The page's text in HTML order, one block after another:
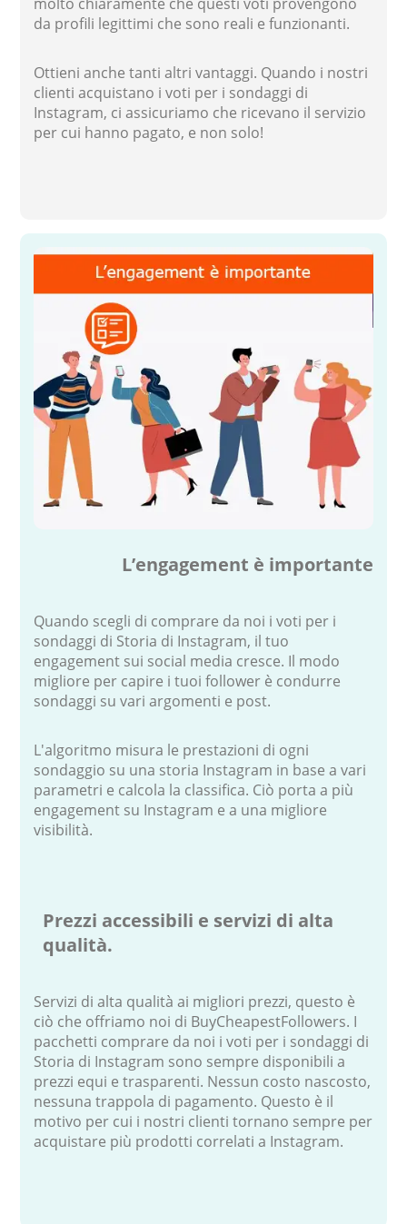
da profili legittimi che sono reali e funzionanti.
Ottieni anche tanti altri vantaggi. Quando i nostri
clienti acquistano i voti per i sondaggi di
Instagram, ci assicuriamo che ricevano il servizio
per cui hanno pagato, e non solo!
L’engagement è importante
Quando scegli di comprare da noi i voti per i
sondaggi di Storia di Instagram, il tuo
engagement sui social media cresce. Il modo
migliore per capire i tuoi follower è condurre
sondaggi su vari argomenti e post.
L'algoritmo misura le prestazioni di ogni
sondaggio su una storia Instagram in base a vari
parametri e calcola la classifica. Ciò porta a più
engagement su Instagram e a una migliore
visibilità.
Prezzi accessibili e servizi di alta
qualità.
Servizi di alta qualità ai migliori prezzi, questo è
ciò che offriamo noi di BuyCheapestFollowers. I
pacchetti comprare da noi i voti per i sondaggi di
Storia di Instagram sono sempre disponibili a
prezzi equi e trasparenti. Nessun costo nascosto,
nessuna trappola di pagamento. Questo è il
motivo per cui i nostri clienti tornano sempre per
acquistare più prodotti correlati a Instagram.